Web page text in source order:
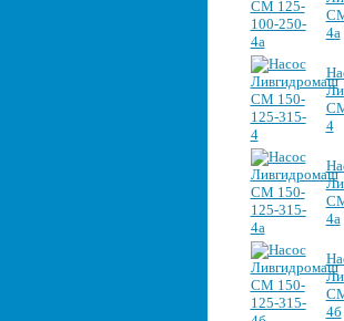
4а
4
4а
4б